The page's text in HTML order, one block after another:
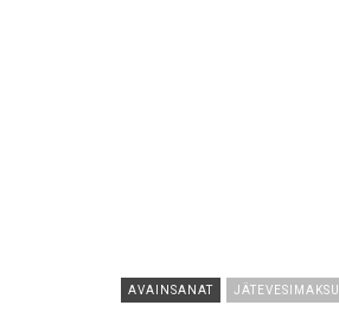
AVAINSANAT JÄTEVESIMAKSU